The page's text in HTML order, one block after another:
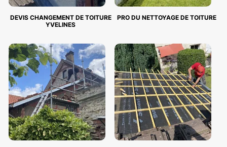
DEVIS CHANGEMENT DE TOITURE
YVELINES
PRO DU NETTOYAGE DE TOITURE